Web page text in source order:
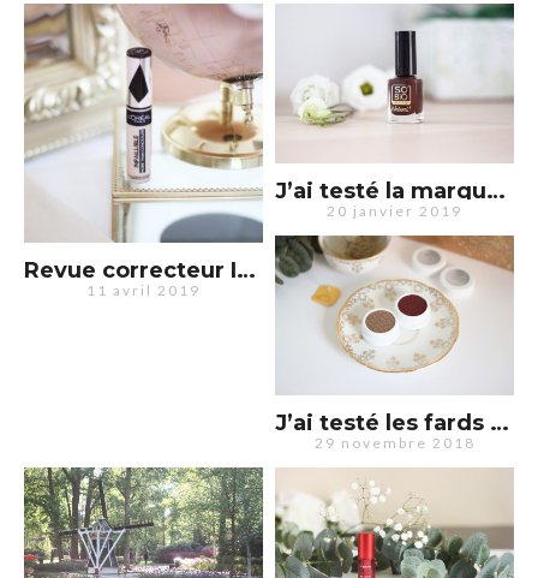
Revue correcteur Infaillible de L’Oréal : on achète ou pas ?
11 avril 2019
J’ai testé la marque SO’BiO : bonne surprise ?
20 janvier 2019
J’ai testé les fards à paupières ColourPop Cosmetics
29 novembre 2018